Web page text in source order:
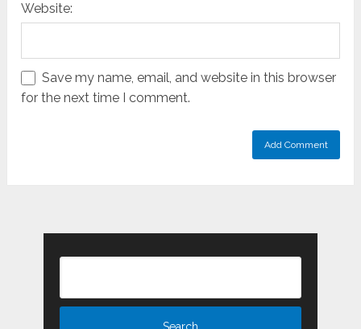
Website:
Save my name, email, and website in this browser
for the next time I comment.